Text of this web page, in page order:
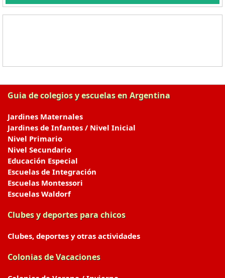
Guia de colegios y escuelas en Argentina
Jardines Maternales
Jardines de Infantes / Nivel Inicial
Nivel Primario
Nivel Secundario
Educación Especial
Escuelas de Integración
Escuelas Montessori
Escuelas Waldorf
Clubes y deportes para chicos
Clubes, deportes y otras actividades
Colonias de Vacaciones